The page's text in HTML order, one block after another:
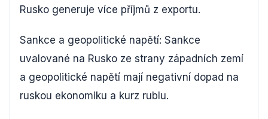
Rusko generuje více příjmů z exportu.
Sankce a geopolitické napětí: Sankce
uvalované na Rusko ze strany západních zemí
a geopolitické napětí mají negativní dopad na
ruskou ekonomiku a kurz rublu.